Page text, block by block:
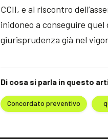
Di cosa si parla in questo
Concordato preventivo
CCII, e al riscontro
inidoneo a conseguire
giurisprudenza già nel